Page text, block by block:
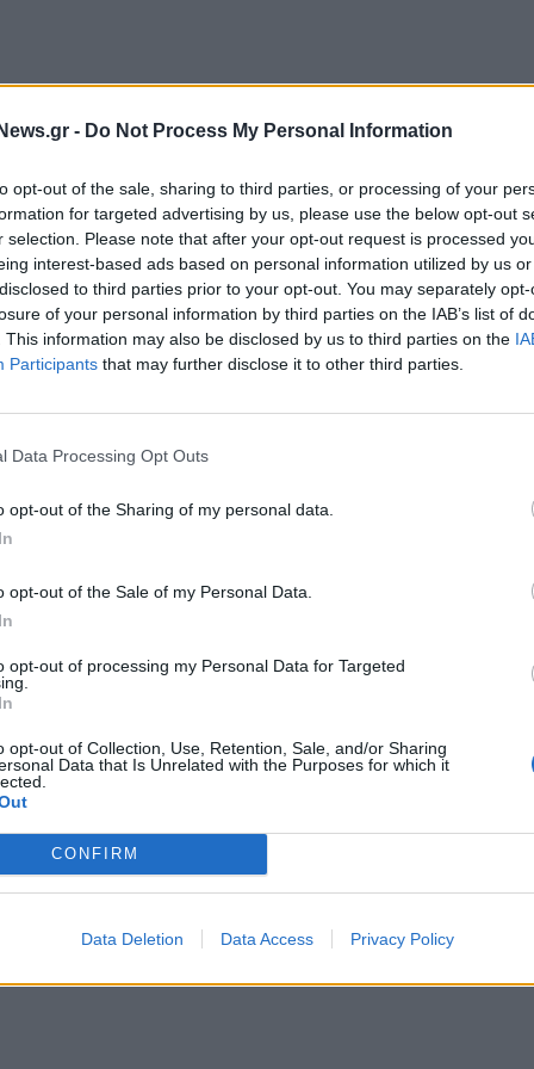
- Do Not Process My Personal Information
opt-out of the sale, sharing to third parties, or processing of your
for targeted advertising by us, please use the below opt-out
selection. Please note that after your opt-out request is processed
interest-based ads based on personal information utilized by us
to third parties prior to your opt-out. You may separately
of your personal information by third parties on the IAB’s list of
This information may also be disclosed by us to third parties on the
Participants that may further disclose it to other third parties.
Data Processing Opt Outs
opt-out of the Sharing of my personal data.
opt-out of the Sale of my Personal Data.
opt-out of processing my Personal Data for Targeted
opt-out of Collection, Use, Retention, Sale, and/or Sharing
Data that Is Unrelated with the Purposes for which it
CONFIRM
Data Deletion Data Access Privacy Policy
της επίσκεψης του Έλληνα Πρωθυπουργού στον
επανάστασης από τους ομογενείς.Οι
τη δυνατότητα να συζητήσουν για τις
δύο χωρών, αλλά και του Καναδά ευρύτερα
Μυτιληναίος τελεί και Πρόεδρος της
βιομηχανίες μη σιδηρούχων μετάλλων στην
και 3 εκατ. έμμεσους υπαλλήλους και
Σύμβουλο της Fairfax Financial Holding
επενδυτικές θέσεις στην χώρα, μεταξύ των
μέτοχος, εκτός οικογένειας Μυτιληναίου.
Καναδά, πρόκειται να έχει συναντήσεις και
και με επενδυτικούς οργανισμούς της χώρας.